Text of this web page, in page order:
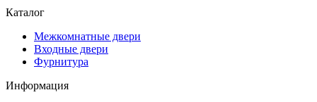
Каталог
Межкомнатные двери
Входные двери
Фурнитура
Информация